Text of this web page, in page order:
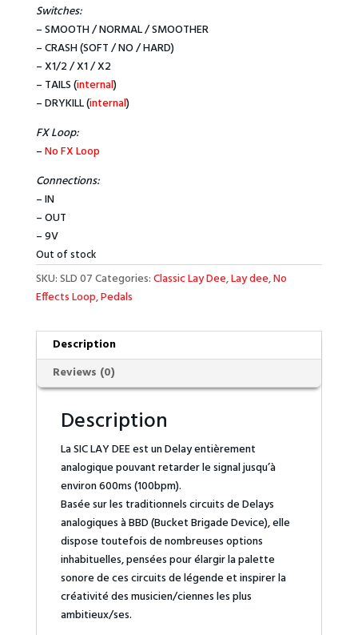
Switches:
– SMOOTH / NORMAL / SMOOTHER
– CRASH (SOFT / NO / HARD)
– X1/2 / X1 / X2
– TAILS (internal)
– DRYKILL (internal)
FX Loop:
–No FX Loop
Connections:
– IN
– OUT
– 9V
Out of stock
SKU:SLD 07Categories:Classic Lay Dee,Lay dee,No
Effects Loop,Pedals
Description
Reviews (0)
Description
La SIC LAY DEE est un Delay entièrement
analogique pouvant retarder le signal jusqu’à
environ 600ms (100bpm).
Basée sur les traditionnels circuits de Delays
analogiques à BBD (Bucket Brigade Device), elle
dispose toutefois de nombreuses options
inhabituelles, pensées pour élargir la palette
sonore de ces circuits de légende et inspirer la
créativité des musicien/ciennes les plus
ambitieux/ses.